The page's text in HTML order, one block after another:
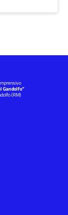
Gandolfo”
(RM)